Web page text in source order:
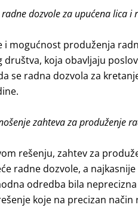
dozvole za upućena lica
i mogućnost produženja
društva, koja obavljaju
se radna dozvola za
zahteva za produženje
rešenju, zahtev za
radne dozvole, a
odredba bila
koje na precizan način